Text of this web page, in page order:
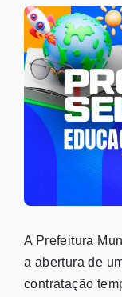
A Prefeitura
a abertura de
contratação